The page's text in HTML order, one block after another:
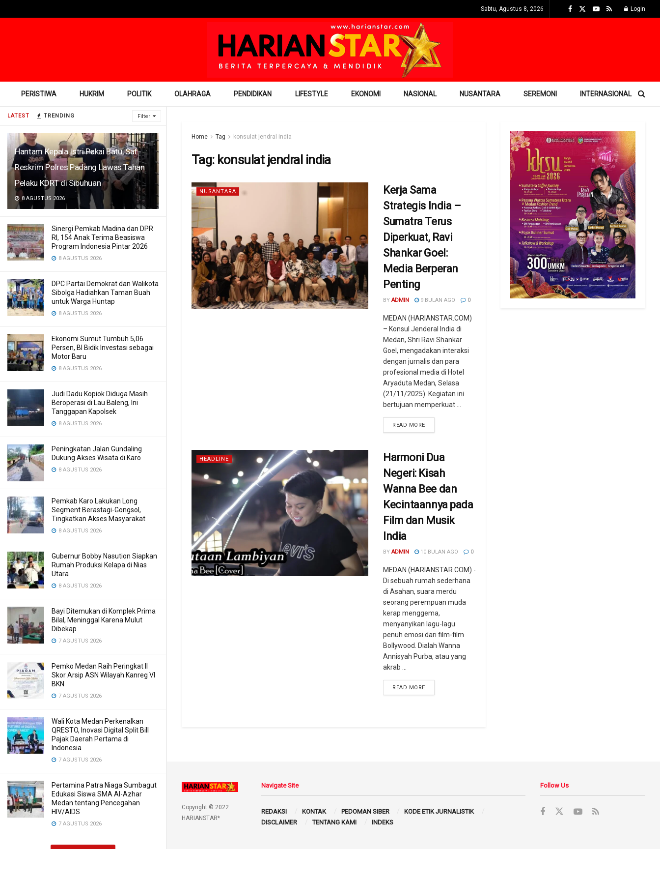
LATEST TRENDING Filter
Hantam Kepala Istri Pakai Batu, Sat
Reskrim Polres Padang Lawas Tahan
Pelaku KDRT di Sibuhuan
8 AGUSTUS 2026
Sinergi Pemkab Madina dan DPR
RI, 154 Anak Terima Beasiswa
Program Indonesia Pintar 2026
8 AGUSTUS 2026
DPC Partai Demokrat dan Walikota
Sibolga Hadiahkan Taman Buah
untuk Warga Huntap
8 AGUSTUS 2026
Ekonomi Sumut Tumbuh 5,06
Persen, BI Bidik Investasi sebagai
Motor Baru
8 AGUSTUS 2026
Judi Dadu Kopiok Diduga Masih
Beroperasi di Lau Baleng, Ini
Tanggapan Kapolsek
8 AGUSTUS 2026
Peningkatan Jalan Gundaling
Dukung Akses Wisata di Karo
8 AGUSTUS 2026
Pemkab Karo Lakukan Long
Segment Berastagi-Gongsol,
Tingkatkan Akses Masyarakat
8 AGUSTUS 2026
Gubernur Bobby Nasution Siapkan
Rumah Produksi Kelapa di Nias
Utara
8 AGUSTUS 2026
Bayi Ditemukan di Komplek Prima
Bilal, Meninggal Karena Mulut
Dibekap
7 AGUSTUS 2026
Pemko Medan Raih Peringkat II
Skor Arsip ASN Wilayah Kanreg VI
BKN
7 AGUSTUS 2026
Wali Kota Medan Perkenalkan
QRESTO, Inovasi Digital Split Bill
Pajak Daerah Pertama di
Indonesia
7 AGUSTUS 2026
Pertamina Patra Niaga Sumbagut
Edukasi Siswa SMA Al-Azhar
Medan tentang Pencegahan
HIV/AIDS
7 AGUSTUS 2026
Sabtu, Agustus 8, 2026 Login
PERISTIWA HUKRIM POLITIK OLAHRAGA PENDIDIKAN LIFESTYLE EKONOMI NASIONAL NUSANTARA SEREMONI INTERNASIONAL
Home Tag konsulat jendral india
Tag: konsulat jendral india
NUSANTARA
Kerja Sama
Strategis India –
Sumatra Terus
Diperkuat, Ravi
Shankar Goel:
Media Berperan
Penting
BY ADMIN 9 BULAN AGO 0
MEDAN (HARIANSTAR.COM)
– Konsul Jenderal India di
Medan, Shri Ravi Shankar
Goel, mengadakan interaksi
dengan jurnalis dan para
profesional media di Hotel
Aryaduta Medan, Selasa
(21/11/2025). Kegiatan ini
bertujuan memperkuat ...
READ MORE
HEADLINE
Harmoni Dua
Negeri: Kisah
Wanna Bee dan
Kecintaannya pada
Film dan Musik
India
BY ADMIN 10 BULAN AGO 0
MEDAN (HARIANSTAR.COM) -
Di sebuah rumah sederhana
di Asahan, suara merdu
seorang perempuan muda
kerap menggema,
menyanyikan lagu-lagu
penuh emosi dari film-film
Bollywood. Dialah Wanna
Annisyah Purba, atau yang
akrab ...
READ MORE
Copyright © 2022
HARIANSTAR*
Navigate Site
REDAKSI KONTAK PEDOMAN SIBER
KODE ETIK JURNALISTIK
DISCLAIMER
TENTANG KAMI INDEKS
Follow Us